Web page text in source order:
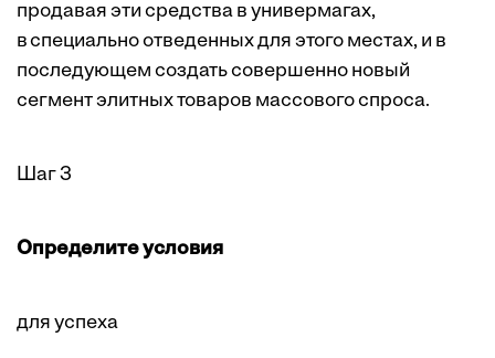
продавая эти средства в универмагах,
в специально отведенных для этого местах, и в
последующем создать совершенно новый
сегмент элитных товаров массового спроса.
Шаг 3
Определите условия
для успеха